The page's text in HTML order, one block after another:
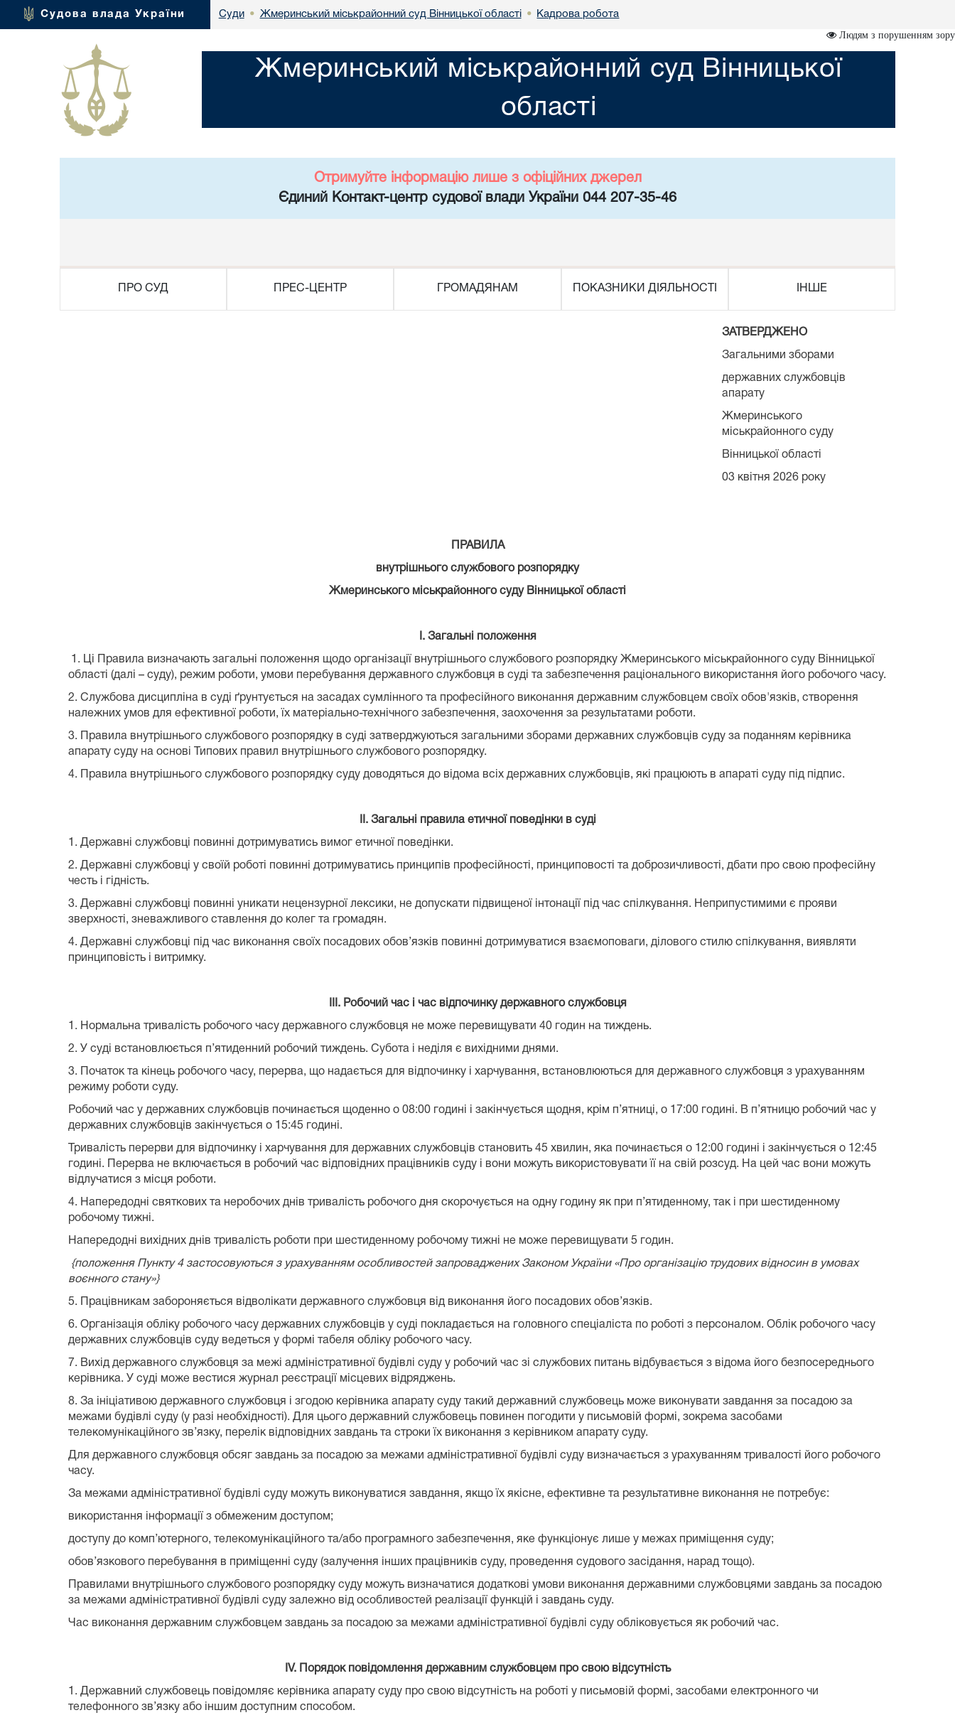
Судова влада України Суди • Жмеринський міськрайонний суд Вінницької області • Кадрова робота
Людям з порушенням зору
Жмеринський міськрайонний суд Вінницької
області
Отримуйте інформацію лише з офіційних джерел
Єдиний Контакт-центр судової влади України 044 207-35-46
ПРО СУД ПРЕС-ЦЕНТР ГРОМАДЯНАМ ПОКАЗНИКИ ДІЯЛЬНОСТІ ІНШЕ
ЗАТВЕРДЖЕНО
Загальними зборами
державних службовців
апарату
Жмеринського
міськрайонного суду
Вінницької області
03 квітня 2026 року
ПРАВИЛА
внутрішнього службового розпорядку
Жмеринського міськрайонного суду Вінницької області
І. Загальні положення
1. Ці Правила визначають загальні положення щодо організації внутрішнього службового розпорядку Жмеринського міськрайонного суду Вінницької
області (далі – суду), режим роботи, умови перебування державного службовця в суді та забезпечення раціонального використання його робочого часу.
2. Службова дисципліна в суді ґрунтується на засадах сумлінного та професійного виконання державним службовцем своїх обов'язків, створення
належних умов для ефективної роботи, їх матеріально-технічного забезпечення, заохочення за результатами роботи.
3. Правила внутрішнього службового розпорядку в суді затверджуються загальними зборами державних службовців суду за поданням керівника
апарату суду на основі Типових правил внутрішнього службового розпорядку.
4. Правила внутрішнього службового розпорядку суду доводяться до відома всіх державних службовців, які працюють в апараті суду під підпис.
ІІ. Загальні правила етичної поведінки в суді
1. Державні службовці повинні дотримуватись вимог етичної поведінки.
2. Державні службовці у своїй роботі повинні дотримуватись принципів професійності, принциповості та доброзичливості, дбати про свою професійну
честь і гідність.
3. Державні службовці повинні уникати нецензурної лексики, не допускати підвищеної інтонації під час спілкування. Неприпустимими є прояви
зверхності, зневажливого ставлення до колег та громадян.
4. Державні службовці під час виконання своїх посадових обов’язків повинні дотримуватися взаємоповаги, ділового стилю спілкування, виявляти
принциповість і витримку.
ІІІ. Робочий час і час відпочинку державного службовця
1. Нормальна тривалість робочого часу державного службовця не може перевищувати 40 годин на тиждень.
2. У суді встановлюється п’ятиденний робочий тиждень. Субота і неділя є вихідними днями.
3. Початок та кінець робочого часу, перерва, що надається для відпочинку і харчування, встановлюються для державного службовця з урахуванням
режиму роботи суду.
Робочий час у державних службовців починається щоденно о 08:00 годині і закінчується щодня, крім п’ятниці, о 17:00 годині. В п’ятницю робочий час у
державних службовців закінчується о 15:45 годині.
Тривалість перерви для відпочинку і харчування для державних службовців становить 45 хвилин, яка починається о 12:00 годині і закінчується о 12:45
годині. Перерва не включається в робочий час відповідних працівників суду і вони можуть використовувати її на свій розсуд. На цей час вони можуть
відлучатися з місця роботи.
4. Напередодні святкових та неробочих днів тривалість робочого дня скорочується на одну годину як при п’ятиденному, так і при шестиденному
робочому тижні.
Напередодні вихідних днів тривалість роботи при шестиденному робочому тижні не може перевищувати 5 годин.
{положення Пункту 4 застосовуються з урахуванням особливостей запроваджених Законом України «Про організацію трудових відносин в умовах
воєнного стану»}
5. Працівникам забороняється відволікати державного службовця від виконання його посадових обов’язків.
6. Організація обліку робочого часу державних службовців у суді покладається на головного спеціаліста по роботі з персоналом. Облік робочого часу
державних службовців суду ведеться у формі табеля обліку робочого часу.
7. Вихід державного службовця за межі адміністративної будівлі суду у робочий час зі службових питань відбувається з відома його безпосереднього
керівника. У суді може вестися журнал реєстрації місцевих відряджень.
8. За ініціативою державного службовця і згодою керівника апарату суду такий державний службовець може виконувати завдання за посадою за
межами будівлі суду (у разі необхідності). Для цього державний службовець повинен погодити у письмовій формі, зокрема засобами
телекомунікаційного зв’язку, перелік відповідних завдань та строки їх виконання з керівником апарату суду.
Для державного службовця обсяг завдань за посадою за межами адміністративної будівлі суду визначається з урахуванням тривалості його робочого
часу.
За межами адміністративної будівлі суду можуть виконуватися завдання, якщо їх якісне, ефективне та результативне виконання не потребує:
використання інформації з обмеженим доступом;
доступу до комп’ютерного, телекомунікаційного та/або програмного забезпечення, яке функціонує лише у межах приміщення суду;
обов’язкового перебування в приміщенні суду (залучення інших працівників суду, проведення судового засідання, нарад тощо).
Правилами внутрішнього службового розпорядку суду можуть визначатися додаткові умови виконання державними службовцями завдань за посадою
за межами адміністративної будівлі суду залежно від особливостей реалізації функцій і завдань суду.
Час виконання державним службовцем завдань за посадою за межами адміністративної будівлі суду обліковується як робочий час.
ІV. Порядок повідомлення державним службовцем про свою відсутність
1. Державний службовець повідомляє керівника апарату суду про свою відсутність на роботі у письмовій формі, засобами електронного чи
телефонного зв’язку або іншим доступним способом.